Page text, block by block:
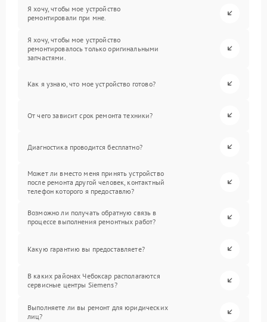
Я хочу, чтобы мое устройство
ремонтировали при мне.
Я хочу, чтобы мое устройство
ремонтировалось только оригинальными
запчастями.
Как я узнаю, что мое устройство готово?
От чего зависит срок ремонта техники?
Диагностика проводится бесплатно?
Может ли вместо меня принять устройство
после ремонта другой человек, контактный
телефон которого я предоставлю?
Возможно ли получать обратную связь в
процессе выполнения ремонтных работ?
Какую гарантию вы предоставляете?
В каких районах Чебоксар располагаются
сервисные центры Siemens?
Выполняете ли вы ремонт для юридических
лиц?